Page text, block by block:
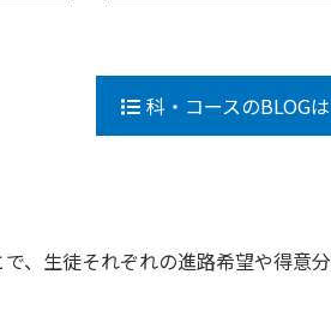
科・コースのBLOG
、生徒それぞれの進路希望や得意